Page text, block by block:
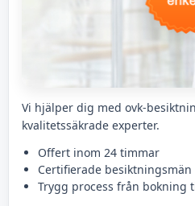
Vi hjälper dig med ovk-
kvalitetssäkrade experter.
Offert inom 24 timmar
Certifierade besiktningsmän
Trygg process från bokning